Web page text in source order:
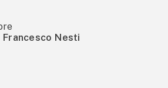
Francesco Nesti